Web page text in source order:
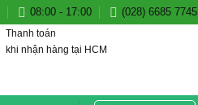
08:00 - 17:00 (028) 6685 7745
Thanh toán
khi nhận hàng tại HCM